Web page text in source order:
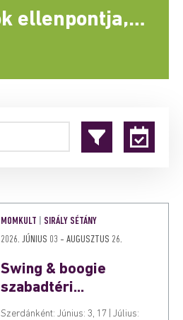
Jazz Passion
MOMKULT
SIRÁLY SÉTÁNY
2026. JÚNIUS 03 - AUGUSZTUS 26.
Swing & boogie
szabadtéri...
Szerdánként: Június: 3, 17 | Július: